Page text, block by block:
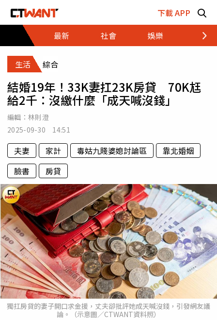
下載 APP
最新
社會 娛樂 財經
生活 綜合
結婚19年！33K妻扛23K房貸 70K尪
給2千：沒繳什麼「成天喊沒錢」
編輯： 林則澄
2025-09-30 14:51
夫妻 家計 毒姑九賤婆媳討論區
靠北婚姻
臉書
房貸
獨扛房貸的妻子開口求金援，丈夫卻批評她成天喊沒錢，引發網友議
論。（示意圖／CTWANT資料照）